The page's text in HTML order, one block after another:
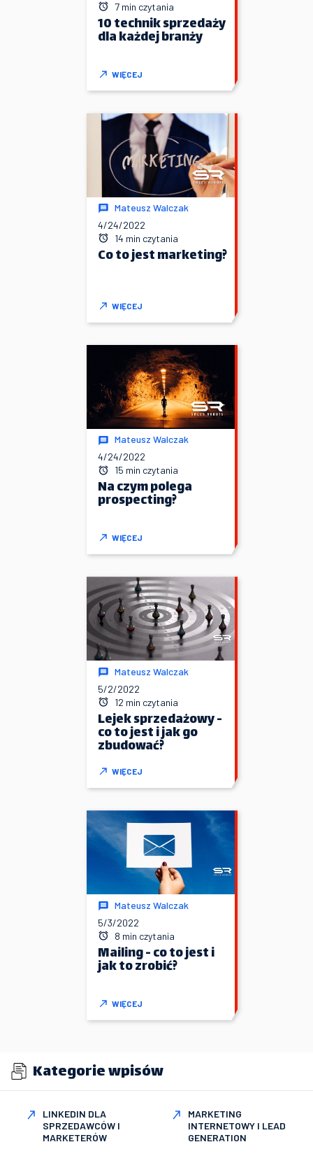
7 min czytania
10 technik sprzedaży
dla każdej branży
WIĘCEJ
Mateusz Walczak
4/24/2022
14 min czytania
Co to jest marketing?
WIĘCEJ
Mateusz Walczak
4/24/2022
15 min czytania
Na czym polega
prospecting?
WIĘCEJ
Mateusz Walczak
5/2/2022
12 min czytania
Lejek sprzedażowy -
co to jest i jak go
zbudować?
WIĘCEJ
Mateusz Walczak
5/3/2022
8 min czytania
Mailing - co to jest i
jak to zrobić?
WIĘCEJ
Kategorie wpisów
LINKEDIN DLA
SPRZEDAWCÓW I
MARKETERÓW
MARKETING
INTERNETOWY I LEAD
GENERATION